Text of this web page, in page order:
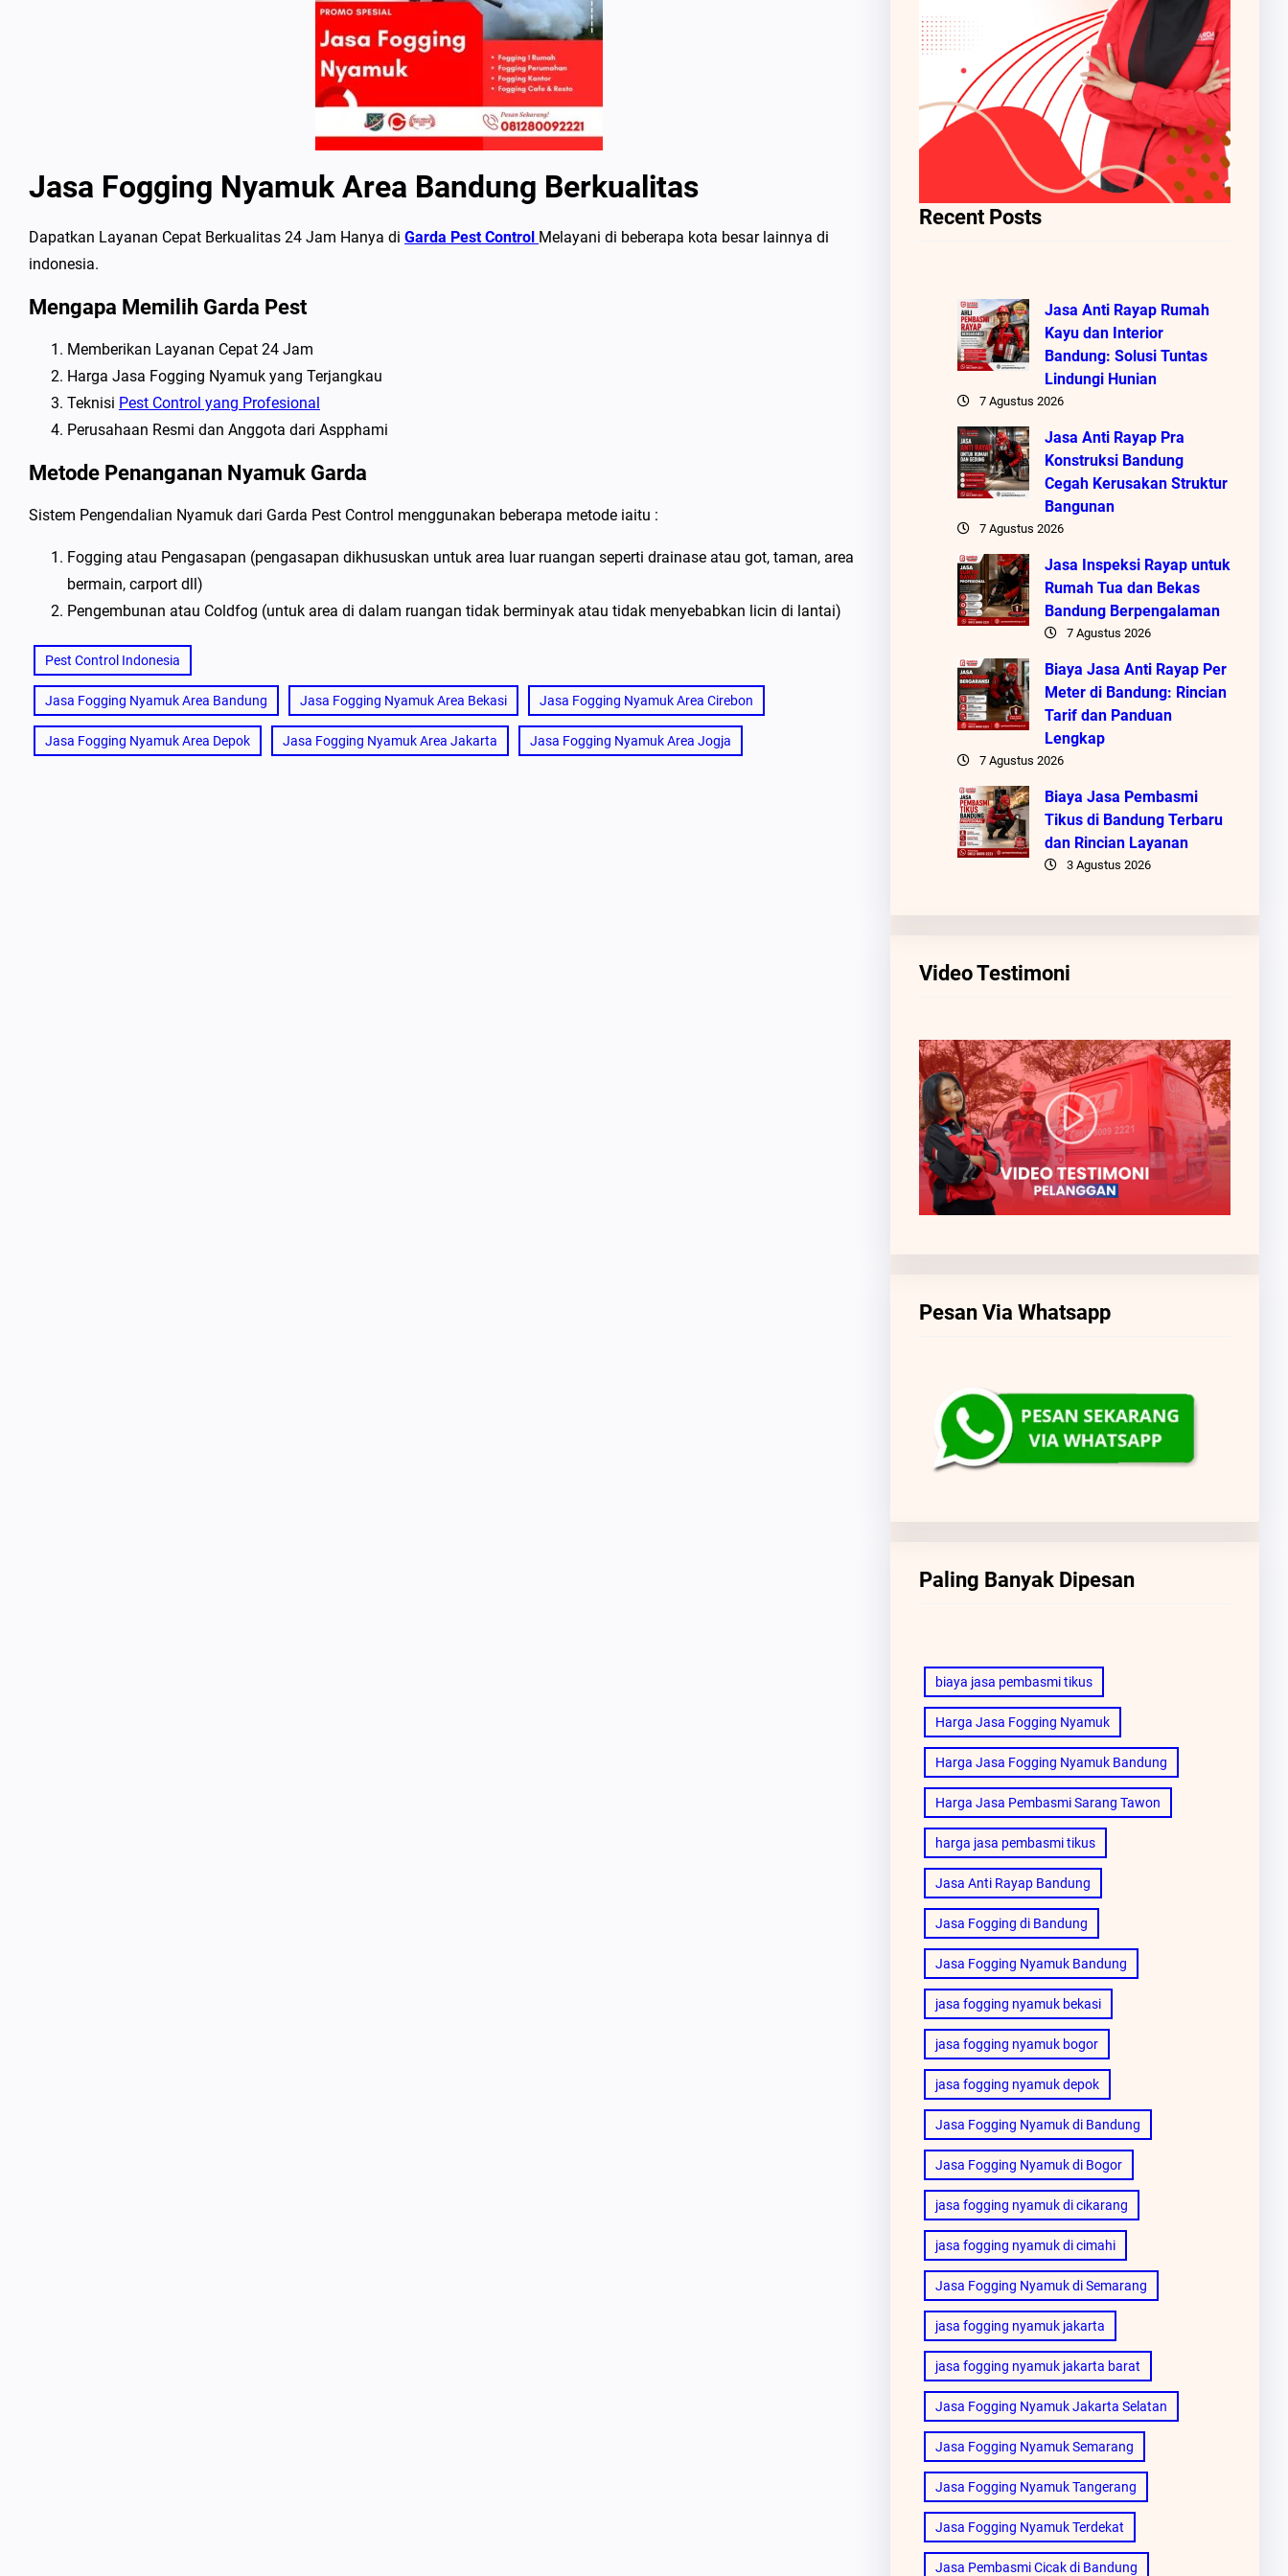
Jasa Fogging Nyamuk Area Bandung Berkualitas
Dapatkan Layanan Cepat Berkualitas 24 Jam Hanya di Garda Pest Control Melayani di beberapa kota besar lainnya di
indonesia.
Mengapa Memilih Garda Pest
Memberikan Layanan Cepat 24 Jam
Harga Jasa Fogging Nyamuk yang Terjangkau
Teknisi Pest Control yang Profesional
Perusahaan Resmi dan Anggota dari Aspphami
Metode Penanganan Nyamuk Garda
Sistem Pengendalian Nyamuk dari Garda Pest Control menggunakan beberapa metode iaitu :
Fogging atau Pengasapan (pengasapan dikhususkan untuk area luar ruangan seperti drainase atau got, taman, area
bermain, carport dll)
Pengembunan atau Coldfog (untuk area di dalam ruangan tidak berminyak atau tidak menyebabkan licin di lantai)
Pest Control Indonesia
Jasa Fogging Nyamuk Area Bandung Jasa Fogging Nyamuk Area Bekasi Jasa Fogging Nyamuk Area Cirebon
Jasa Fogging Nyamuk Area Depok Jasa Fogging Nyamuk Area Jakarta Jasa Fogging Nyamuk Area Jogja
Recent Posts
Jasa Anti Rayap Rumah
Kayu dan Interior
Bandung: Solusi Tuntas
Lindungi Hunian
7 Agustus 2026
Jasa Anti Rayap Pra
Konstruksi Bandung
Cegah Kerusakan Struktur
Bangunan
7 Agustus 2026
Jasa Inspeksi Rayap untuk
Rumah Tua dan Bekas
Bandung Berpengalaman
7 Agustus 2026
Biaya Jasa Anti Rayap Per
Meter di Bandung: Rincian
Tarif dan Panduan
Lengkap
7 Agustus 2026
Biaya Jasa Pembasmi
Tikus di Bandung Terbaru
dan Rincian Layanan
3 Agustus 2026
Video Testimoni
Pesan Via Whatsapp
Paling Banyak Dipesan
biaya jasa pembasmi tikus
Harga Jasa Fogging Nyamuk
Harga Jasa Fogging Nyamuk Bandung
Harga Jasa Pembasmi Sarang Tawon
harga jasa pembasmi tikus
Jasa Anti Rayap Bandung
Jasa Fogging di Bandung
Jasa Fogging Nyamuk Bandung
jasa fogging nyamuk bekasi
jasa fogging nyamuk bogor
jasa fogging nyamuk depok
Jasa Fogging Nyamuk di Bandung
Jasa Fogging Nyamuk di Bogor
jasa fogging nyamuk di cikarang
jasa fogging nyamuk di cimahi
Jasa Fogging Nyamuk di Semarang
jasa fogging nyamuk jakarta
jasa fogging nyamuk jakarta barat
Jasa Fogging Nyamuk Jakarta Selatan
Jasa Fogging Nyamuk Semarang
Jasa Fogging Nyamuk Tangerang
Jasa Fogging Nyamuk Terdekat
Jasa Pembasmi Cicak di Bandung